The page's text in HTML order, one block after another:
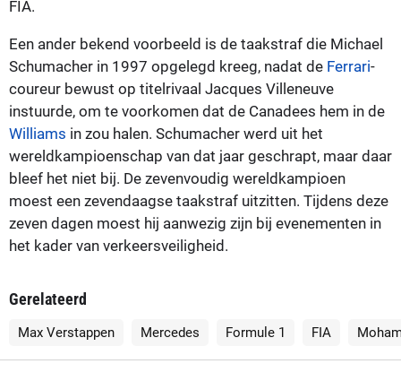
FIA.
Een ander bekend voorbeeld is de taakstraf die Michael
Schumacher in 1997 opgelegd kreeg, nadat de Ferrari-
coureur bewust op titelrivaal Jacques Villeneuve
instuurde, om te voorkomen dat de Canadees hem in de
Williams in zou halen. Schumacher werd uit het
wereldkampioenschap van dat jaar geschrapt, maar daar
bleef het niet bij. De zevenvoudig wereldkampioen
moest een zevendaagse taakstraf uitzitten. Tijdens deze
zeven dagen moest hij aanwezig zijn bij evenementen in
het kader van verkeersveiligheid.
Gerelateerd
Max Verstappen Mercedes Formule 1 FIA